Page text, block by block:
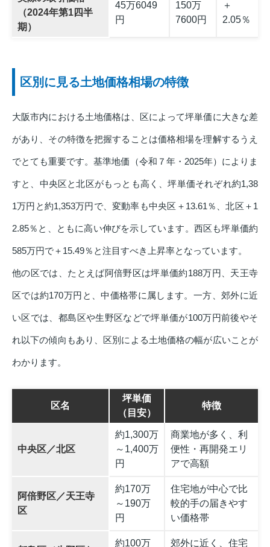
（2024年第1四半
期）
45万6049
円
150万
7600円
＋
2.05％
区別に見る土地価格相場の特徴
大阪市内における土地価格は、区によって坪単価に大きな差
があり、その特徴を把握することは価格相場を理解するうえ
でとても重要です。基準地価（令和７年・2025年）によりま
すと、中央区と北区がもっとも高く、坪単価それぞれ約1,38
1万円と約1,353万円で、変動率も中央区＋13.61％、北区＋1
2.85％と、ともに高い伸びを示しています。西区も坪単価約
585万円で＋15.49％と注目すべき上昇率となっています。
他の区では、たとえば阿倍野区は坪単価約188万円、天王寺
区では約170万円と、中価格帯に属します。一方、郊外に近
い区では、都島区や生野区などで坪単価が100万円前後やそ
れ以下の傾向もあり、区別による土地価格の幅が広いことが
わかります。
区名
坪単価
（目安）
特徴
中央区／北区
約1,300万
～1,400万
円
商業地が多く、利
便性・再開発エリ
アで高額
阿倍野区／天王寺
区
約170万
～190万
円
住宅地が中心で比
較的手の届きやす
い価格帯
約100万 郊外に近く、住宅